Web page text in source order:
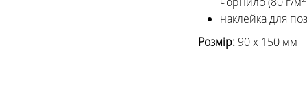
наклейка для
Розмір: 90 х 150 мм